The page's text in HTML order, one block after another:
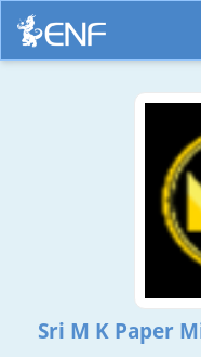
Sri M K Paper